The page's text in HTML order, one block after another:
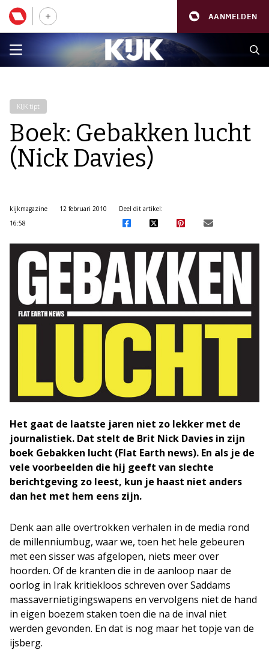
AANMELDEN
KIJK tipt
Boek: Gebakken lucht
(Nick Davies)
kijkmagazine
12 februari 2010
16:58
Deel dit artikel:
Het gaat de laatste jaren niet zo lekker met de
journalistiek. Dat stelt de Brit Nick Davies in zijn
boek Gebakken lucht (Flat Earth news). En als je de
vele voorbeelden die hij geeft van slechte
berichtgeving zo leest, kun je haast niet anders
dan het met hem eens zijn.
Denk aan alle overtrokken verhalen in de media rond
de millenniumbug, waar we, toen het hele gebeuren
met een sisser was afgelopen, niets meer over
hoorden. Of de kranten die in de aanloop naar de
oorlog in Irak kritiekloos schreven over Saddams
massavernietigingswapens en vervolgens niet de hand
in eigen boezem staken toen die na de inval niet
werden gevonden. En dat is nog maar het topje van de
ijsberg.